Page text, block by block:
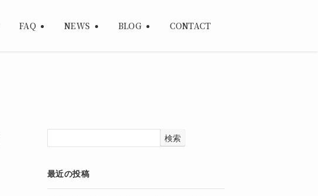
FAQ NEWS BLOG CONTACT
検索
最近の投稿